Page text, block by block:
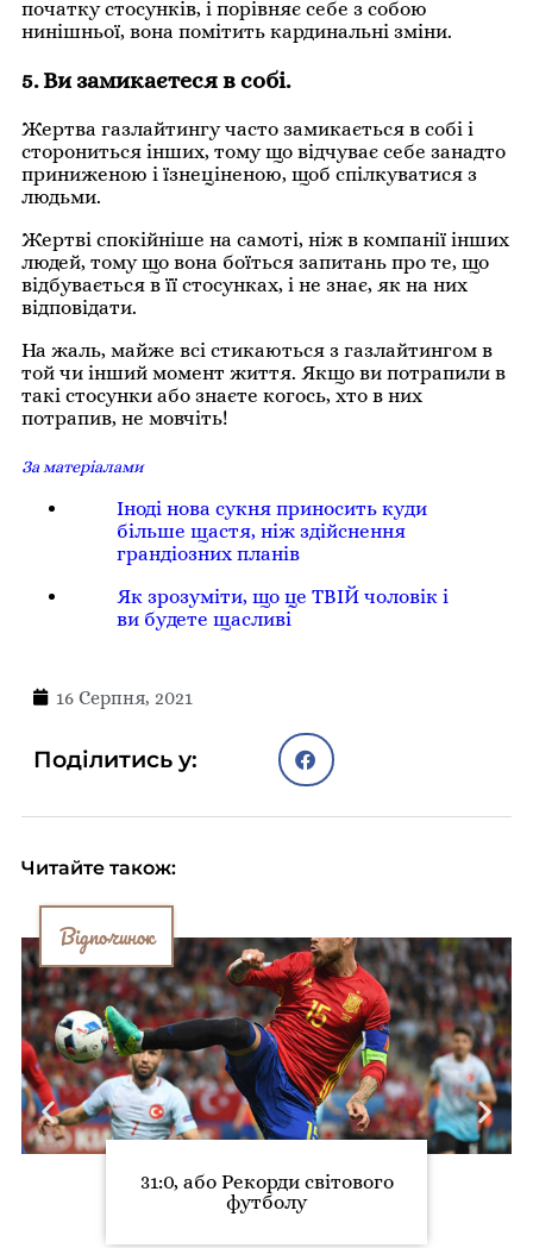
початку стосунків, і порівняє себе з собою
нинішньої, вона помітить кардинальні зміни.
5. Ви замикаєтеся в собі.
Жертва газлайтингу часто замикається в собі і
сторониться інших, тому що відчуває себе занадто
приниженою і їзнеціненою, щоб спілкуватися з
людьми.
Жертві спокійніше на самоті, ніж в компанії інших
людей, тому що вона боїться запитань про те, що
відбувається в її стосунках, і не знає, як на них
відповідати.
На жаль, майже всі стикаються з газлайтингом в
той чи інший момент життя. Якщо ви потрапили в
такі стосунки або знаєте когось, хто в них
потрапив, не мовчіть!
За матеріалами
Іноді нова сукня приносить куди
більше щастя, ніж здійснення
грандіозних планів
Як зрозуміти, що це ТВІЙ чоловік і
ви будете щасливі
16 Серпня, 2021
Поділитись у:
Читайте також:
Відпочинок
31:0, або Рекорди світового
футболу